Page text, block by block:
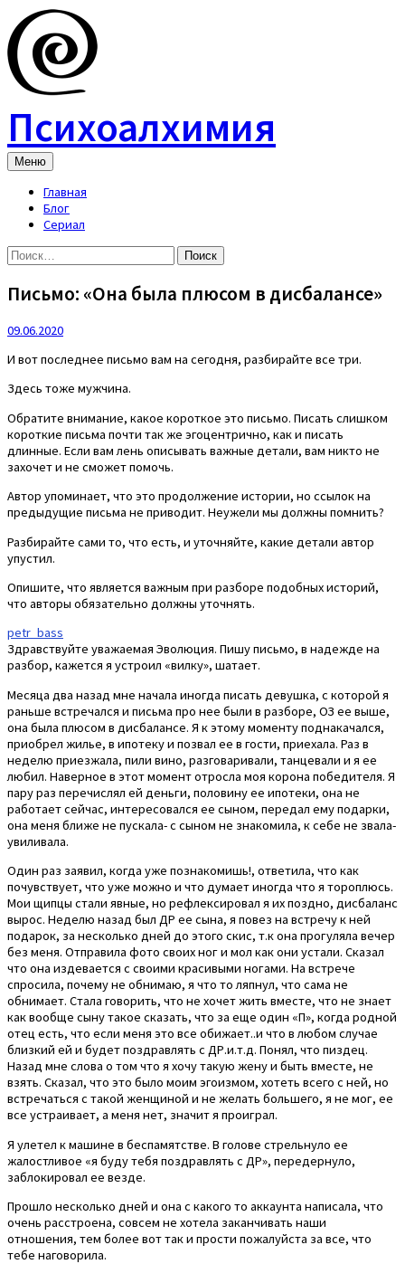
Skip
to
content
Психоалхимия
Меню
Главная
Блог
Сериал
Найти:
Письмо: «Она была плюсом в дисбалансе»
09.06.2020
И вот последнее письмо вам на сегодня, разбирайте все три.
Здесь тоже мужчина.
Обратите внимание, какое короткое это письмо. Писать слишком
короткие письма почти так же эгоцентрично, как и писать
длинные. Если вам лень описывать важные детали, вам никто не
захочет и не сможет помочь.
Автор упоминает, что это продолжение истории, но ссылок на
предыдущие письма не приводит. Неужели мы должны помнить?
Разбирайте сами то, что есть, и уточняйте, какие детали автор
упустил.
Опишите, что является важным при разборе подобных историй,
что авторы обязательно должны уточнять.
petr_bass
Здравствуйте уважаемая Эволюция. Пишу письмо, в надежде на
разбор, кажется я устроил «вилку», шатает.
Месяца два назад мне начала иногда писать девушка, с которой я
раньше встречался и письма про нее были в разборе, ОЗ ее выше,
она была плюсом в дисбалансе. Я к этому моменту поднакачался,
приобрел жилье, в ипотеку и позвал ее в гости, приехала. Раз в
неделю приезжала, пили вино, разговаривали, танцевали и я ее
любил. Наверное в этот момент отросла моя корона победителя. Я
пару раз перечислял ей деньги, половину ее ипотеки, она не
работает сейчас, интересовался ее сыном, передал ему подарки,
она меня ближе не пускала- с сыном не знакомила, к себе не звала-
увиливала.
Один раз заявил, когда уже познакомишь!, ответила, что как
почувствует, что уже можно и что думает иногда что я тороплюсь.
Мои щипцы стали явные, но рефлексировал я их поздно, дисбаланс
вырос. Неделю назад был ДР ее сына, я повез на встречу к ней
подарок, за несколько дней до этого скис, т.к она прогуляла вечер
без меня. Отправила фото своих ног и мол как они устали. Сказал
что она издевается с своими красивыми ногами. На встрече
спросила, почему не обнимаю, я что то ляпнул, что сама не
обнимает. Стала говорить, что не хочет жить вместе, что не знает
как вообще сыну такое сказать, что за еще один «П», когда родной
отец есть, что если меня это все обижает..и что в любом случае
близкий ей и будет поздравлять с ДР.и.т.д. Понял, что пиздец.
Назад мне слова о том что я хочу такую жену и быть вместе, не
взять. Сказал, что это было моим эгоизмом, хотеть всего с ней, но
встречаться с такой женщиной и не желать большего, я не мог, ее
все устраивает, а меня нет, значит я проиграл.
Я улетел к машине в беспамятстве. В голове стрельнуло ее
жалостливое «я буду тебя поздравлять с ДР», передернуло,
заблокировал ее везде.
Прошло несколько дней и она с какого то аккаунта написала, что
очень расстроена, совсем не хотела заканчивать наши
отношения, тем более вот так и прости пожалуйста за все, что
тебе наговорила.